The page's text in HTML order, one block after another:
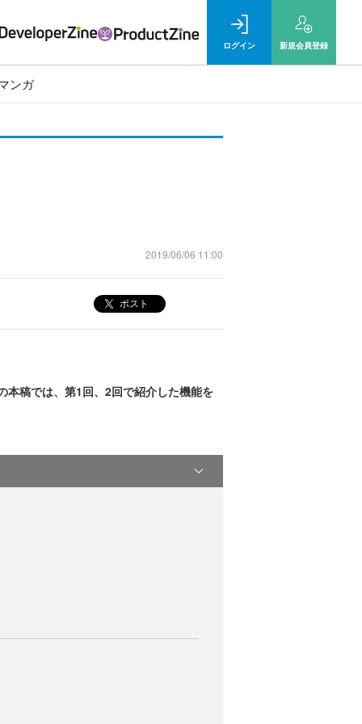
ログイン 新規会員登録
ンガ
2019/06/06 11:00
ポスト
稿では、第1回、2回で紹介した機能を